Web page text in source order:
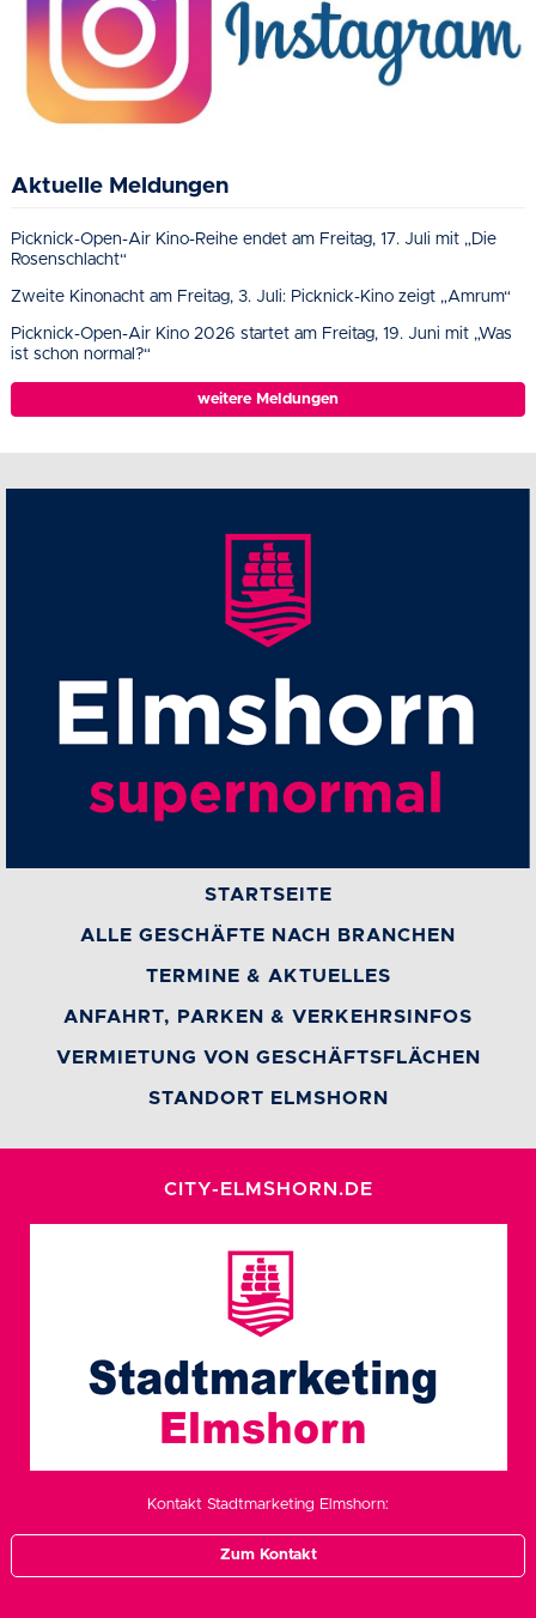
Aktuelle Meldungen
Picknick-Open-Air Kino-Reihe endet am Freitag, 17. Juli mit „Die
Rosenschlacht“
Zweite Kinonacht am Freitag, 3. Juli: Picknick-Kino zeigt „Amrum“
Picknick-Open-Air Kino 2026 startet am Freitag, 19. Juni mit „Was
ist schon normal?“
weitere Meldungen
STARTSEITE
ALLE GESCHÄFTE NACH BRANCHEN
TERMINE & AKTUELLES
ANFAHRT, PARKEN & VERKEHRSINFOS
VERMIETUNG VON GESCHÄFTSFLÄCHEN
STANDORT ELMSHORN
CITY-ELMSHORN.DE
Kontakt Stadtmarketing Elmshorn:
Zum Kontakt